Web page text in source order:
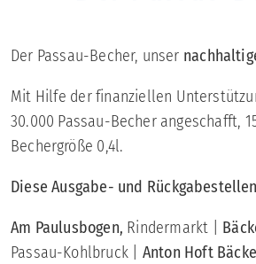
Der Passau-Becher, unser
Mit Hilfe der finanziellen
30.000 Passau-Becher angeschafft,
Bechergröße 0,4l.
Diese Ausgabe- und
Am Paulusbogen, Rindermarkt |
Passau-Kohlbruck | Anton Hoft